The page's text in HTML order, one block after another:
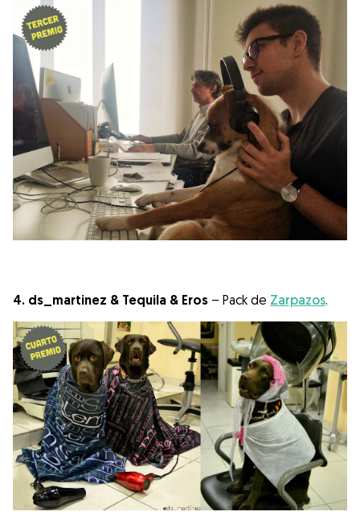
4. ds_martinez & Tequila & Eros – Pack de Zarpazos.